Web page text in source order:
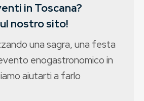
in Toscana?
nostro sito!
una sagra, una festa
enogastronomico in
aiutarti a farlo